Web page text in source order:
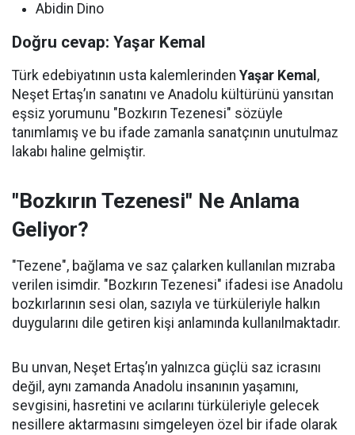
Abidin Dino
Doğru cevap: Yaşar Kemal
Türk edebiyatının usta kalemlerinden Yaşar Kemal ,
Neşet Ertaş’ın sanatını ve Anadolu kültürünü yansıtan
eşsiz yorumunu "Bozkırın Tezenesi" sözüyle
tanımlamış ve bu ifade zamanla sanatçının unutulmaz
lakabı haline gelmiştir.
"Bozkırın Tezenesi" Ne Anlama
Geliyor?
"Tezene", bağlama ve saz çalarken kullanılan mızraba
verilen isimdir. "Bozkırın Tezenesi" ifadesi ise Anadolu
bozkırlarının sesi olan, sazıyla ve türküleriyle halkın
duygularını dile getiren kişi anlamında kullanılmaktadır.
Bu unvan, Neşet Ertaş’ın yalnızca güçlü saz icrasını
değil, aynı zamanda Anadolu insanının yaşamını,
sevgisini, hasretini ve acılarını türküleriyle gelecek
nesillere aktarmasını simgeleyen özel bir ifade olarak